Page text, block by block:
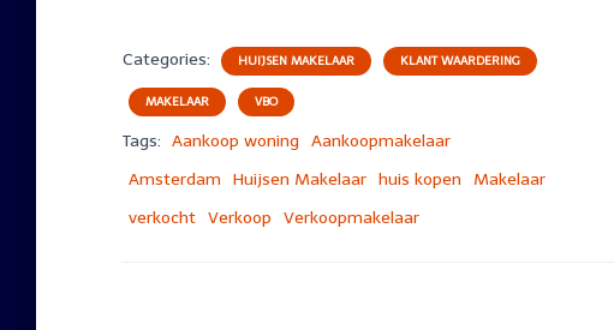
Categories: HUIJSEN MAKELAAR KLANT WAARDERING
MAKELAAR VBO
Tags: Aankoop woning
Aankoopmakelaar
Amsterdam
Huijsen Makelaar huis kopen
Makelaar
verkocht Verkoop Verkoopmakelaar